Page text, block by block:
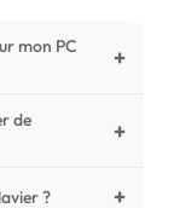
mon PC
+
critiques sur
Français), la
ou clips) au
de
+
? +